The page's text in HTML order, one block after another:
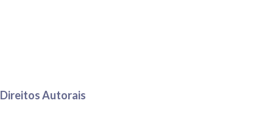
Direitos Autorais